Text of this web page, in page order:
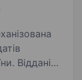
Віддані